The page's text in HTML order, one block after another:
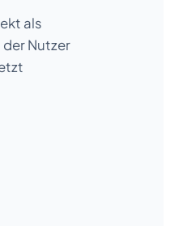
als
Nutzer